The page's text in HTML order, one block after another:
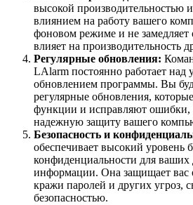
высокой производительностью
влиянием на работу вашего
фоновом режиме и не замедляет
влияет на производительность
Регулярные обновления:
LAlarm постоянно работает над
обновлением программы. Вы
регулярные обновления,
функции и исправляют ошибки,
надежную защиту вашего
Безопасность и
обеспечивает высокий уровень
конфиденциальности для
информации. Она защищает вас
кражи паролей и других угроз,
безопасностью.